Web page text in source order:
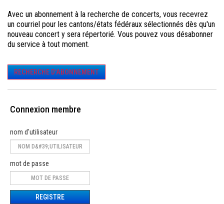
Avec un abonnement à la recherche de concerts, vous recevrez
un courriel pour les cantons/états fédéraux sélectionnés dès qu'un
nouveau concert y sera répertorié. Vous pouvez vous désabonner
du service à tout moment.
RECHERCHE D'ABONNEMENT
Connexion membre
nom d'utilisateur
mot de passe
REGISTRE